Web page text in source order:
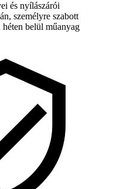
és nyílászárói
személyre szabott
belül műanyag